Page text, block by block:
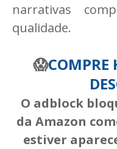
narrativas
qualidade.
😱COMPRE
O adblock
da Amazon
estiver